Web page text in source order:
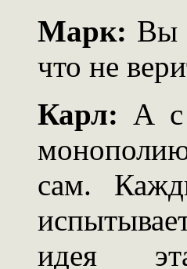
Марк: Вы
что не
Карл: А с
сам.
идея